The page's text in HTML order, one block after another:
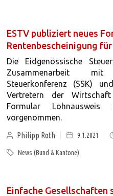
ESTV publiziert neues
Rentenbescheinigung
Die Eidgenössische
Zusammenarbeit
Steuerkonferenz (SSK)
Vertretern der
Formular Lohnausweis
vorgenommen.
Philipp Roth
9.1.2021
News (Bund & Kantone)
Einfache Gesellschaften